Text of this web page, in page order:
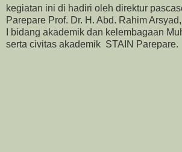
kegiatan ini di hadiri oleh direktur
Parepare Prof. Dr. H. Abd. Rahim
I bidang akademik dan kelembagaan
serta civitas akademik STAIN Parepare.